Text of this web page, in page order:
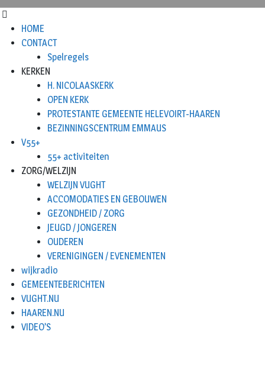
HOME
CONTACT
Spelregels
KERKEN
H. NICOLAASKERK
OPEN KERK
PROTESTANTE GEMEENTE HELEVOIRT-HAAREN
BEZINNINGSCENTRUM EMMAUS
V55+
55+ activiteiten
ZORG/WELZIJN
WELZIJN VUGHT
ACCOMODATIES EN GEBOUWEN
GEZONDHEID / ZORG
JEUGD / JONGEREN
OUDEREN
VERENIGINGEN / EVENEMENTEN
wijkradio
GEMEENTEBERICHTEN
VUGHT.NU
HAAREN.NU
VIDEO’S